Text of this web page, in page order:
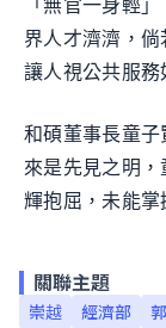
「無官一身輕
界人才濟濟，倘
讓人視公共服務
和碩董事長童子
來是先見之明
輝抱屈，未能掌
關聯主題
崇越 經濟部